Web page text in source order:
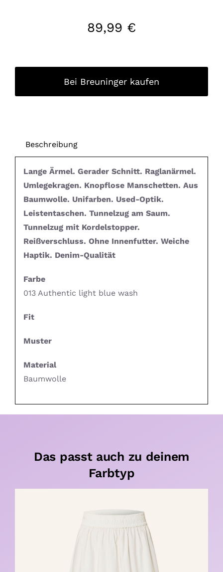
89,99 €
Bei Breuninger kaufen
Beschreibung
Lange Ärmel. Gerader Schnitt. Raglanärmel.
Umlegekragen. Knopflose Manschetten. Aus
Baumwolle. Unifarben. Used-Optik.
Leistentaschen. Tunnelzug am Saum.
Tunnelzug mit Kordelstopper.
Reißverschluss. Ohne Innenfutter. Weiche
Haptik. Denim-Qualität
Farbe
013 Authentic light blue wash
Fit
Muster
Material
Baumwolle
Das passt auch zu deinem
Farbtyp